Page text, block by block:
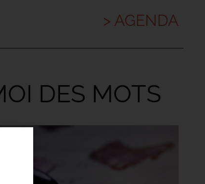
> AGENDA
DES MOTS